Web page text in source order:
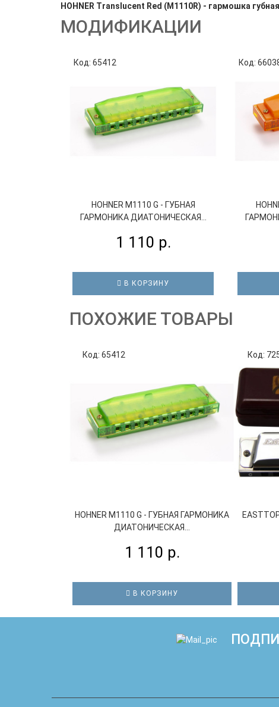
HOHNER Translucent Red (M1110R) - гармошка
МОДИФИКАЦИИ
Код: 65412
HOHNER M1110 G - ГУБНАЯ
ГАРМОНИКА ДИАТОНИЧЕСКАЯ...
1 110 р.
В КОРЗИНУ
Код:
ПОХОЖИЕ ТОВАРЫ
Код: 65412
HOHNER M1110 G - ГУБНАЯ ГАРМОНИКА
ДИАТОНИЧЕСКАЯ...
1 110 р.
В КОРЗИНУ
Код: